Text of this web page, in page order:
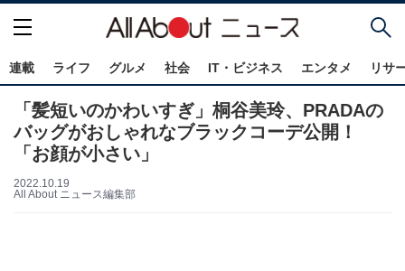
連載 ライフ グルメ 社会 IT・ビジネス エンタメ リサ
「髪短いのかわいすぎ」桐谷美玲、PRADAの
バッグがおしゃれなブラックコーデ公開！
「お顔が小さい」
2022.10.19
All About ニュース編集部